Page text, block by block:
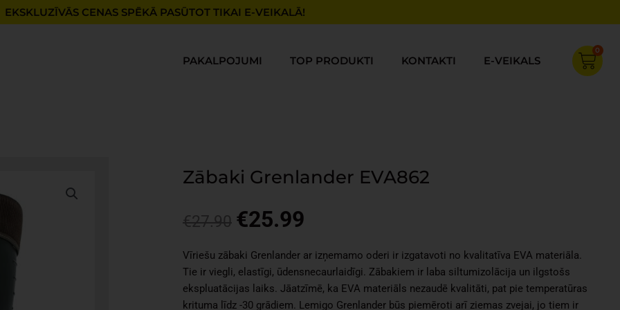
EKSKLUZĪVĀS CENAS SPĒKĀ PASŪTOT TIKAI E-VEIKALĀ!
PAKALPOJUMI TOP PRODUKTI KONTAKTI E-VEIKALS
0
Cart
Zābaki Grenlander EVA862
€27.90 Original
was:
€27.90.
€25.99
is:
€25.99.
Vīriešu zābaki Grenlander ar izņemamo oderi ir izgatavoti no kvalitatīva EVA materiāla.
Tie ir viegli, elastīgi, ūdensnecaurlaidīgi. Zābakiem ir laba siltumizolācija un ilgstošs
ekspluatācijas laiks. Jāatzīmē, ka EVA materiāls nezaudē kvalitāti, pat pie temperatūras
krituma līdz -30 grādiem. Lemigo Grenlander būs piemēroti arī ziemas zvejai, jo tiem ir